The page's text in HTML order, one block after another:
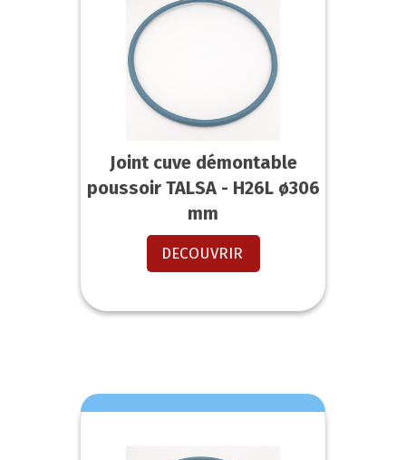
Joint cuve démontable
poussoir TALSA - H26L ø306
mm
DECOUVRIR